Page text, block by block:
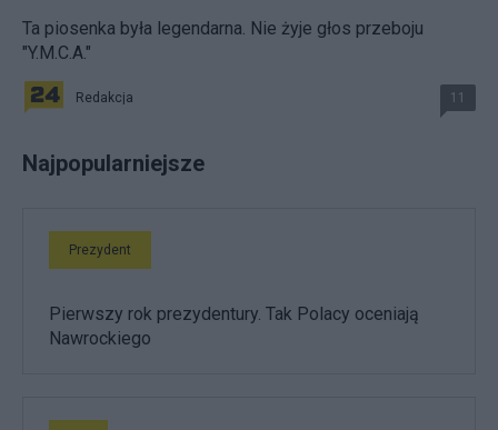
Ta piosenka była legendarna. Nie żyje głos przeboju
"Y.M.C.A."
Redakcja 11
Najpopularniejsze
Prezydent
Pierwszy rok prezydentury. Tak Polacy oceniają
Nawrockiego